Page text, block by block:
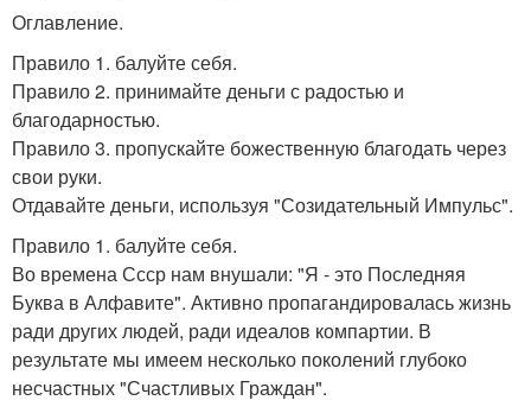
Оглавление.
Правило 1. балуйте себя.
Правило 2. принимайте деньги с радостью и
благодарностью.
Правило 3. пропускайте божественную благодать через
свои руки.
Отдавайте деньги, используя "Созидательный Импульс".
Правило 1. балуйте себя.
Во времена Ссср нам внушали: "Я - это Последняя
Буква в Алфавите". Активно пропагандировалась жизнь
ради других людей, ради идеалов компартии. В
результате мы имеем несколько поколений глубоко
несчастных "Счастливых Граждан".